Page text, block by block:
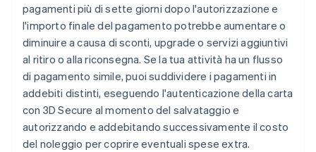
pagamenti più di sette giorni dopo l'autorizzazione e
l'importo finale del pagamento potrebbe aumentare o
diminuire a causa di sconti, upgrade o servizi aggiuntivi
al ritiro o alla riconsegna. Se la tua attività ha un flusso
di pagamento simile, puoi suddividere i pagamenti in
addebiti distinti, eseguendo l'autenticazione della carta
con 3D Secure al momento del salvataggio e
autorizzando e addebitando successivamente il costo
del noleggio per coprire eventuali spese extra.